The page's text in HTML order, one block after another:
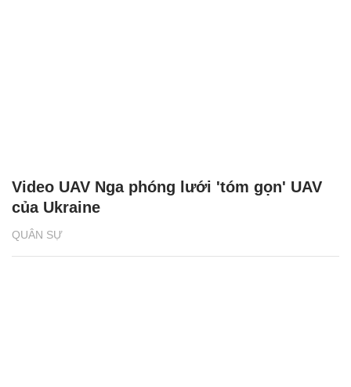
QUÂN SỰ
Video UAV Nga phóng lưới 'tóm gọn' UAV
của Ukraine